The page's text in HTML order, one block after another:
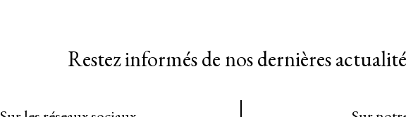
Restez informés de nos dernières